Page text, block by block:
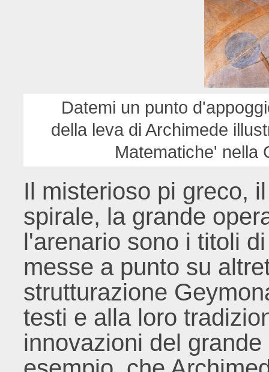
Datemi un punto
della leva di Archimede
Matematiche' nella
Il misterioso pi greco,
spirale, la grande
l'arenario sono i titoli
messe a punto su
strutturazione
testi e alla loro
innovazioni del